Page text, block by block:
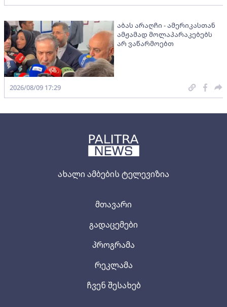
ახალი ამბების ტელევიზია
მთავარი
გადაცემები
პროგრამა
რეკლამა
ჩვენ შესახებ
აბას არაღჩი - ამერიკასთან
ამჟამად მოლაპარაკებებს
არ ვაწარმოებთ
2026/08/09 17:29